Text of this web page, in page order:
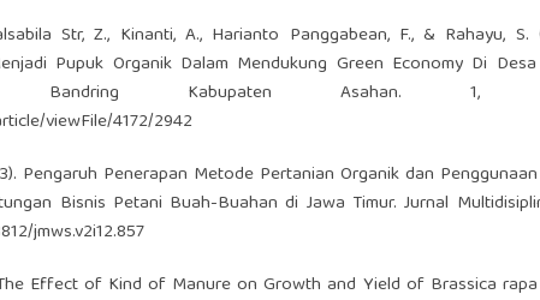
Str, Z., Kinanti, A., Harianto Panggabean, F., & Rahayu, S.
Pupuk Organik Dalam Mendukung Green Economy Di
Bandring Kabupaten Asahan. 1,
viewFile/4172/2942
Pengaruh Penerapan Metode Pertanian Organik dan
Bisnis Petani Buah-Buahan di Jawa Timur. Jurnal
jmws.v2i12.857
Effect of Kind of Manure on Growth and Yield of Brassica